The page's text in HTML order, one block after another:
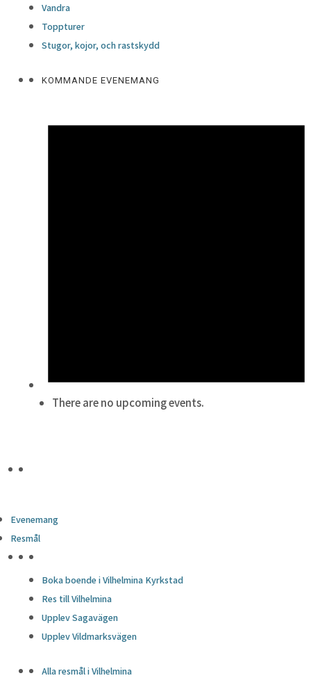
Vandra
Toppturer
Stugor, kojor, och rastskydd
KOMMANDE EVENEMANG
There are no upcoming events.
Evenemang
Resmål
Boka boende i Vilhelmina Kyrkstad
Res till Vilhelmina
Upplev Sagavägen
Upplev Vildmarksvägen
Alla resmål i Vilhelmina